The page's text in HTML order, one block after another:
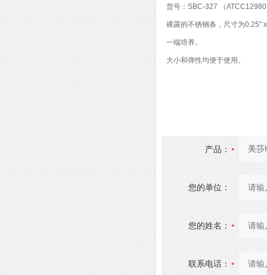
货号：SBC-327 （
裸露的不锈钢条，尺寸为0.25"
一端培养。
大小和弹性均便于使用。
产品：
您的单位：
您的姓名：
联系电话：